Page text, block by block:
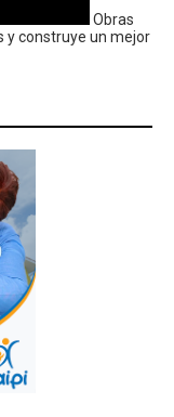
Obras
y construye un mejor